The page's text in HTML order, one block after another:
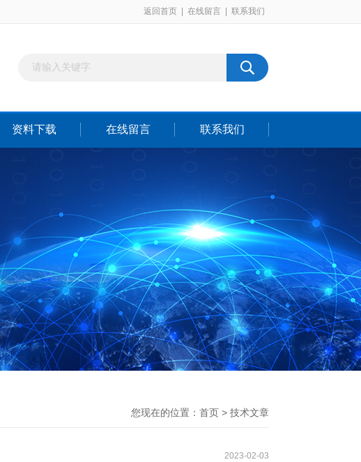
返回首页 在线留言 联系我们
资料下载 在线留言 联系我们
您现在的位置： 首页 > 技术文章
2023-02-03